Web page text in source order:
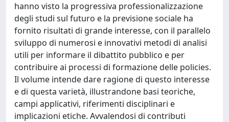
hanno visto la progressiva professionalizzazione
degli studi sul futuro e la previsione sociale ha
fornito risultati di grande interesse, con il parallelo
sviluppo di numerosi e innovativi metodi di analisi
utili per informare il dibattito pubblico e per
contribuire ai processi di formazione delle policies.
Il volume intende dare ragione di questo interesse
e di questa varietà, illustrandone basi teoriche,
campi applicativi, riferimenti disciplinari e
implicazioni etiche. Avvalendosi di contributi